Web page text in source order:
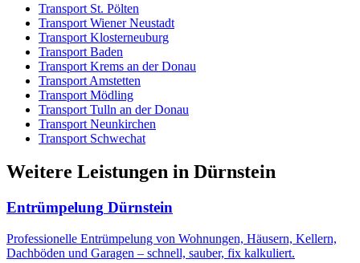
Transport St. Pölten
Transport Wiener Neustadt
Transport Klosterneuburg
Transport Baden
Transport Krems an der Donau
Transport Amstetten
Transport Mödling
Transport Tulln an der Donau
Transport Neunkirchen
Transport Schwechat
Weitere Leistungen in Dürnstein
Entrümpelung Dürnstein
Professionelle Entrümpelung von Wohnungen, Häusern, Kellern,
Dachböden und Garagen – schnell, sauber, fix kalkuliert.